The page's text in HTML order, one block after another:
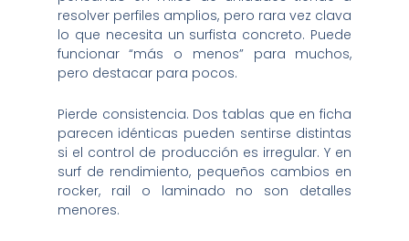
resolver perfiles amplios, pero rara vez clava
lo que necesita un surfista concreto. Puede
funcionar “más o menos” para muchos,
pero destacar para pocos.
Pierde consistencia. Dos tablas que en ficha
parecen idénticas pueden sentirse distintas
si el control de producción es irregular. Y en
surf de rendimiento, pequeños cambios en
rocker, rail o laminado no son detalles
menores.